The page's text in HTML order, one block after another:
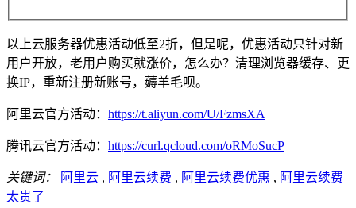
以上云服务器优惠活动低至2折，但是呢，优惠活动只针对新
用户开放，老用户购买就涨价，怎么办？清理浏览器缓存、更
换IP，重新注册新账号，薅羊毛呗。
阿里云官方活动： https://t.aliyun.com/U/FzmsXA
腾讯云官方活动： https://curl.qcloud.com/oRMoSucP
关键词： 阿里云 , 阿里云续费 , 阿里云续费优惠 , 阿里云续费
太贵了